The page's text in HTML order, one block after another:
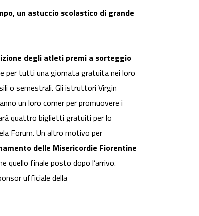
un astuccio scolastico di grande
degli atleti premi a sorteggio
per tutti una giornata gratuita nei loro
o semestrali. Gli istruttori Virgin
un loro corner per promuovere i
quattro biglietti gratuiti per lo
Forum. Un altro motivo per
delle Misericordie Fiorentine
quello finale posto dopo l’arrivo.
ufficiale della